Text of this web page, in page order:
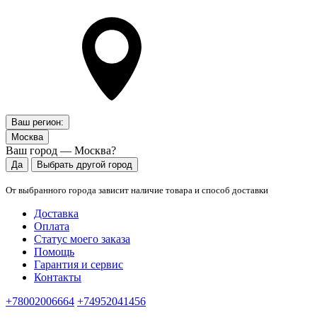
Ваш регион:
Москва
Ваш город — Москва?
Да Выбрать другой город
От выбранного города зависит наличие товара и способ доставки
Доставка
Оплата
Статус моего заказа
Помощь
Гарантия и сервис
Контакты
+78002006664 +74952041456